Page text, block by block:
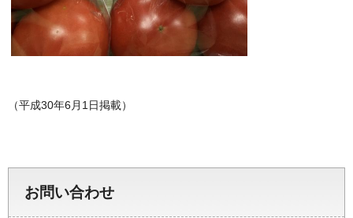
（平成30年6月1日掲載）
お問い合わせ